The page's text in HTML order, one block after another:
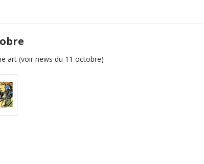
art (voir news du 11 octobre)